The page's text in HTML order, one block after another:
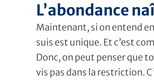
L’abondance
Maintenant, si on entend
suis est unique. Et c’est
Donc, on peut penser que
vis pas dans la restriction.